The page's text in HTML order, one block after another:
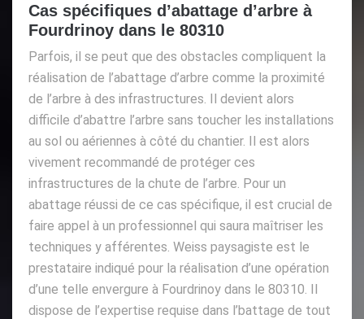
Cas spécifiques d’abattage d’arbre à
Fourdrinoy dans le 80310
Parfois, il se peut que des obstacles compliquent la
réalisation de l’abattage d’arbre comme la proximité
de l’arbre à des infrastructures. Il devient alors
difficile d’abattre l’arbre sans toucher les installations
au sol ou aériennes à côté du chantier. Il est alors
vivement recommandé de protéger ces
infrastructures de la chute de l’arbre. Pour un
abattage réussi de ce cas spécifique, il est crucial de
faire appel à un professionnel qui saura maîtriser les
techniques y afférentes. Weiss paysagiste est le
prestataire indiqué pour la réalisation d’une opération
d’une telle envergure à Fourdrinoy dans le 80310. Il
dispose de l’expertise requise dans l’battage de tout